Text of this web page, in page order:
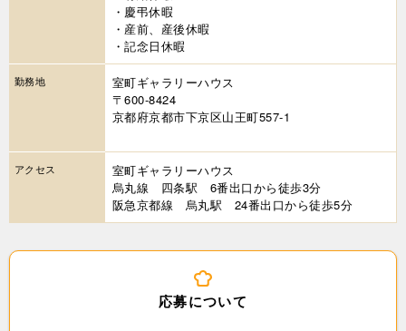
・慶弔休暇
・産前、産後休暇
・記念日休暇
勤務地
室町ギャラリーハウス
〒600-8424
京都府京都市下京区山王町557-1
アクセス
室町ギャラリーハウス
烏丸線 四条駅 6番出口から徒歩3分
阪急京都線 烏丸駅 24番出口から徒歩5分
応募について